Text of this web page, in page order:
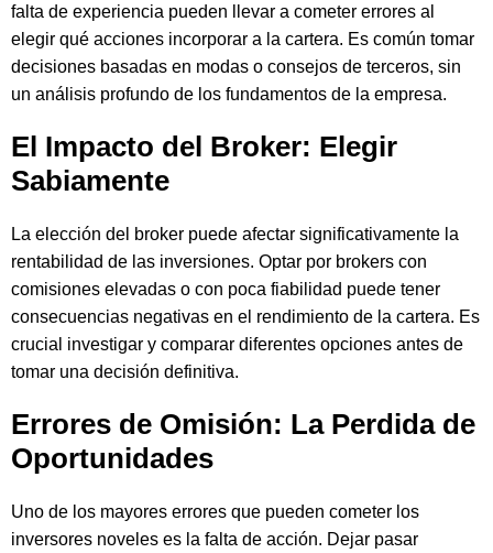
falta de experiencia pueden llevar a cometer errores al
elegir qué acciones incorporar a la cartera. Es común tomar
decisiones basadas en modas o consejos de terceros, sin
un análisis profundo de los fundamentos de la empresa.
El Impacto del Broker: Elegir
Sabiamente
La elección del broker puede afectar significativamente la
rentabilidad de las inversiones. Optar por brokers con
comisiones elevadas o con poca fiabilidad puede tener
consecuencias negativas en el rendimiento de la cartera. Es
crucial investigar y comparar diferentes opciones antes de
tomar una decisión definitiva.
Errores de Omisión: La Perdida de
Oportunidades
Uno de los mayores errores que pueden cometer los
inversores noveles es la falta de acción. Dejar pasar